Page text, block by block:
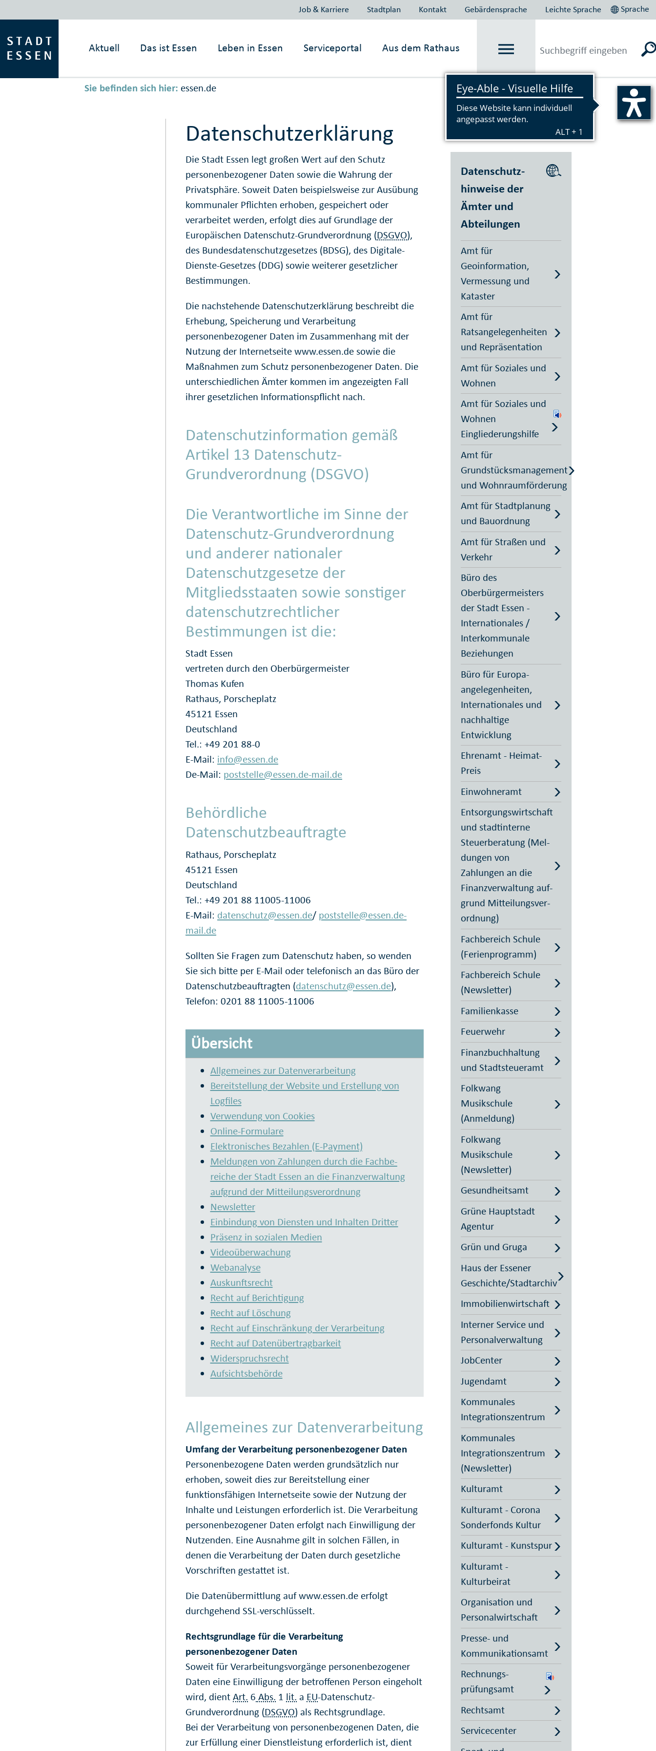
Job & Karriere Stadtplan Kontakt Gebärdensprache Leichte Sprache Sprache
Aktuell Das ist Essen Leben in Essen Serviceportal Aus dem Rathaus
Sie befinden sich hier: essen.de Vorlesen
Datenschutzerklärung
Die Stadt Essen legt großen Wert auf den Schutz
personenbezogener Daten sowie die Wahrung der
Privatsphäre. Soweit Daten beispielsweise zur Ausübung
kommunaler Pflichten erhoben, gespeichert oder
verarbeitet werden, erfolgt dies auf Grundlage der
Europäischen Datenschutz-Grundverordnung (DSGVO),
des Bundesdatenschutzgesetzes (BDSG), des Digitale-
Dienste-Gesetzes (DDG) sowie weiterer gesetzlicher
Bestimmungen.
Die nachstehende Datenschutzerklärung beschreibt die
Erhebung, Speicherung und Verarbeitung
personenbezogener Daten im Zusammenhang mit der
Nutzung der Internetseite www.essen.de sowie die
Maßnahmen zum Schutz personenbezogener Daten. Die
unterschiedlichen Ämter kommen im angezeigten Fall
ihrer gesetzlichen Informationspflicht nach.
Datenschutzinformation gemäß
Artikel 13 Datenschutz-
Grundverordnung (DSGVO)
Die Verantwortliche im Sinne der
Datenschutz-Grundverordnung
und anderer nationaler
Datenschutzgesetze der
Mitgliedsstaaten sowie sonstiger
datenschutzrechtlicher
Bestimmungen ist die:
Stadt Essen
vertreten durch den Oberbürgermeister
Thomas Kufen
Rathaus, Porscheplatz
45121 Essen
Deutschland
Tel.: +49 201 88-0
E-Mail: info@essen.de
De-Mail: poststelle@essen.de-mail.de
Behördliche
Datenschutzbeauftragte
Rathaus, Porscheplatz
45121 Essen
Deutschland
Tel.: +49 201 88 11005-11006
E-Mail: datenschutz@essen.de/ poststelle@essen.de-
mail.de
Sollten Sie Fragen zum Datenschutz haben, so wenden
Sie sich bitte per E-Mail oder telefonisch an das Büro der
Datenschutzbeauftragten (datenschutz@essen.de),
Telefon: 0201 88 11005-11006
Übersicht
Allgemeines zur Datenverarbeitung
Bereitstellung der Website und Erstellung von
Logfiles
Verwendung von Cookies
Online-Formulare
Elektronisches Bezahlen (E-Payment)
Meldungen von Zahlungen durch die Fach­be­
reiche der Stadt Essen an die Finanz­ver­waltung
auf­grund der Mit­teilungs­ver­ordnung
Newsletter
Einbindung von Diensten und Inhalten Dritter
Präsenz in sozialen Medien
Videoüberwachung
Webanalyse
Auskunftsrecht
Recht auf Berichtigung
Recht auf Löschung
Recht auf Einschränkung der Verarbeitung
Recht auf Datenübertragbarkeit
Widerspruchsrecht
Aufsichtsbehörde
Allgemeines zur Datenverarbeitung
Umfang der Verarbeitung personenbezogener Daten
Personenbezogene Daten werden grundsätzlich nur
erhoben, soweit dies zur Bereitstellung einer
funktionsfähigen Internetseite sowie der Nutzung der
Inhalte und Leistungen erforderlich ist. Die Verarbeitung
personenbezogener Daten erfolgt nach Einwilligung der
Nutzenden. Eine Ausnahme gilt in solchen Fällen, in
denen die Verarbeitung der Daten durch gesetzliche
Vorschriften gestattet ist.
Die Datenübermittlung auf www.essen.de erfolgt
durchgehend SSL-verschlüsselt.
Rechtsgrundlage für die Verarbeitung
personenbezogener Daten
Soweit für Verarbeitungsvorgänge personenbezogener
Daten eine Einwilligung der betroffenen Person eingeholt
wird, dientArt. 6 Abs. 1 lit. a EU-Datenschutz-
Grundverordnung (DSGVO) als Rechtsgrundlage.
Bei der Verarbeitung von personenbezogenen Daten, die
zur Erfüllung einer Dienstleistung erforderlich ist, dient
Datenschutz­
hinweise der
Ämter und
Abteilungen
Amt für
Geoinformation,
Vermessung und
Kataster
Amt für
Ratsangelegenheiten
und Repräsentation
Amt für Soziales und
Wohnen
Amt für Soziales und
Wohnen
Eingliederungshilfe
Amt für
Grundstücksmanagement
und Wohnraumförderung
Amt für Stadtplanung
und Bauordnung
Amt für Straßen und
Verkehr
Büro des
Oberbürgermeisters
der Stadt Essen -
Internationales /
Interkommunale
Beziehungen
Büro für Europa­
angelegenheiten,
Internationales und
nachhaltige
Entwicklung
Ehrenamt - Heimat-
Preis
Einwohneramt
Entsorgungswirtschaft
und stadt­interne
Steuer­be­ra­tung (Mel­
dungen von
Zahlungen an die
Finanz­ver­wal­tung auf­
grund Mit­teilungs­ver­
ord­nung)
Fachbereich Schule
(Ferienprogramm)
Fachbereich Schule
(Newsletter)
Familienkasse
Feuerwehr
Finanzbuchhaltung
und Stadtsteueramt
Folkwang
Musikschule
(Anmeldung)
Folkwang
Musikschule
(Newsletter)
Gesundheitsamt
Grüne Hauptstadt
Agentur
Grün und Gruga
Haus der Essener
Geschichte/Stadtarchiv
Immobilienwirtschaft
Interner Service und
Personalverwaltung
JobCenter
Jugendamt
Kommunales
Integrationszentrum
Kommunales
Integrationszentrum
(Newsletter)
Kulturamt
Kulturamt - Corona
Sonderfonds Kultur
Kulturamt - Kunstspur
Kulturamt -
Kulturbeirat
Organisation und
Personalwirtschaft
Presse- und
Kommunikationsamt
Rechnungs­
prüfungsamt
Rechtsamt
Servicecenter